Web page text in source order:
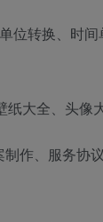
位转换、时
大全、头像大
作、服务协